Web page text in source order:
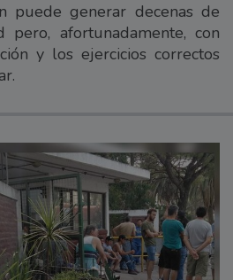
puede generar decenas de
afortunadamente, con
y los ejercicios correctos